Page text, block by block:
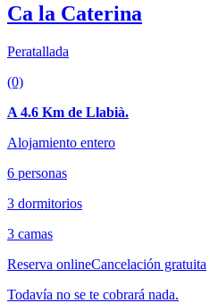
Ca la Caterina
Peratallada
(0)
A 4.6 Km de Llabià.
Alojamiento entero
6 personas
3 dormitorios
3 camas
Reserva onlineCancelación gratuita
Todavía no se te cobrará nada.